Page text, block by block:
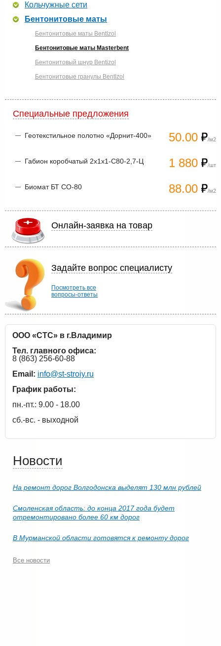
Кольчужные сети
Бентонитовые маты
Бентонитовые маты BentIzol
Бентонитовые маты Masterbent
Бентонитовый шнур Bentizol
Бентонитовые гранулы BentIzol
Специальные предложения
50.00 /м2
Геотекстильное полотно «Дорнит-400»
1 880 /шт
Габион коробчатый 2х1х1-С80-2,7-Ц
88.00 /м2
Биомат БТ СО-80
Онлайн-заявка на товар
Задайте вопрос специалисту
Посмотреть все
вопросы-ответы
ООО «СТС» в г.Владимир
Тел. главного офиса:
8 (863) 256-60-88
Email: info@st-stroiy.ru
График работы:
пн.-пт.: 9.00 - 18.00
сб.-вс. - выходной
Новости
На ремонт дорог Волгодонска выделят 130 млн рублей
Смоленская область: до конца 2017 года будет
отремонтировано более 60 км дорог
В Мурманской области готовятся к ремонту дорог
Все новости